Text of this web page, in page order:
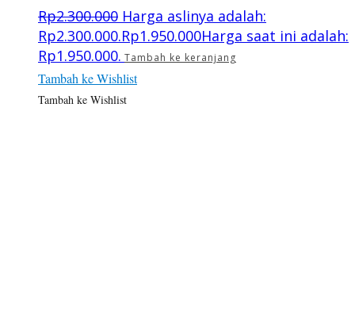
Rp2.300.000 Harga aslinya adalah:
Rp2.300.000.Rp1.950.000Harga saat ini adalah:
Rp1.950.000. Tambah ke keranjang
Tambah ke Wishlist
Tambah ke Wishlist